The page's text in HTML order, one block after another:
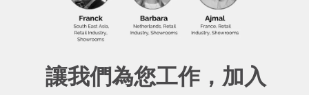
讓我們為您工作，加入